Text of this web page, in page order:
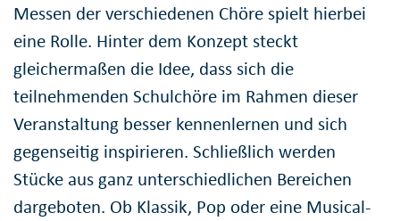
Messen der verschiedenen Chöre spielt hierbei
eine Rolle. Hinter dem Konzept steckt
gleichermaßen die Idee, dass sich die
teilnehmenden Schulchöre im Rahmen dieser
Veranstaltung besser kennenlernen und sich
gegenseitig inspirieren. Schließlich werden
Stücke aus ganz unterschiedlichen Bereichen
dargeboten. Ob Klassik, Pop oder eine Musical-